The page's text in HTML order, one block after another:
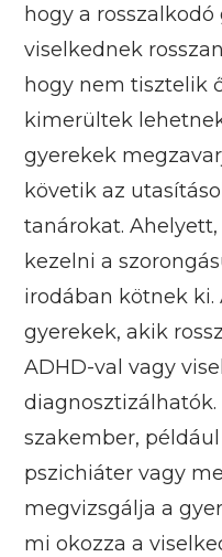
hogy a
viselkednek
hogy nem tisztelik
kimerültek
gyerekek
követik az
tanárokat.
kezelni a
irodában kötnek ki.
gyerekek, akik
ADHD-val vagy
szakember,
pszichiáter vagy
megvizsgálja a
mi okozza a